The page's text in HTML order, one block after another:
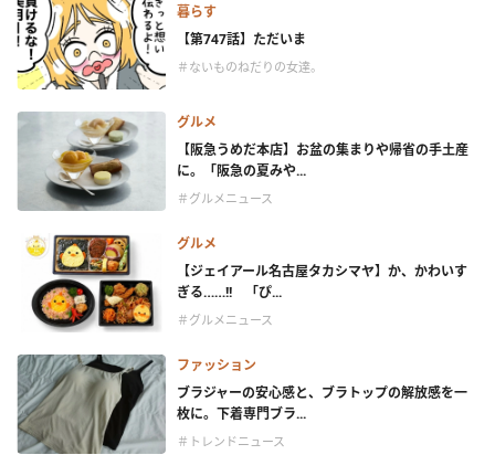
暮らす
【第747話】ただいま
＃ないものねだりの女達。
グルメ
【阪急うめだ本店】お盆の集まりや帰省の手土産
に。「阪急の夏みや...
＃グルメニュース
グルメ
【ジェイアール名古屋タカシマヤ】か、かわいす
ぎる……!! 「ぴ...
＃グルメニュース
ファッション
ブラジャーの安心感と、ブラトップの解放感を一
枚に。下着専門ブラ...
＃トレンドニュース